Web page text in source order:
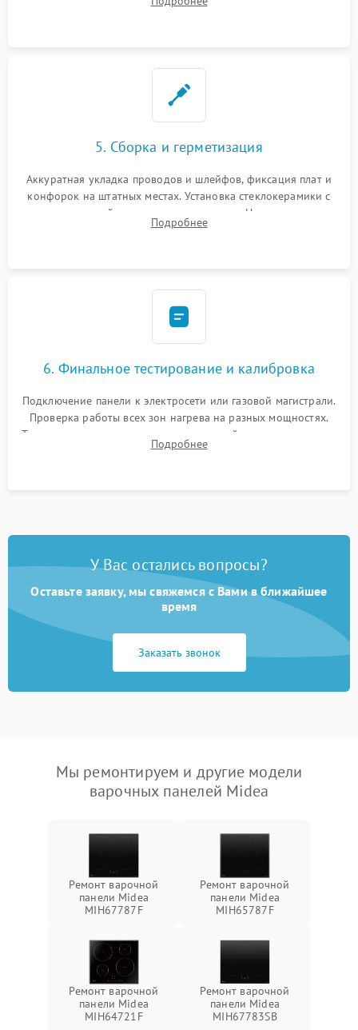
дорожек. Очистка контактов и замена поврежденной
5. Сборка и герметизация
Аккуратная укладка проводов и шлейфов, фиксация плат и
конфорок на штатных местах. Установка стеклокерамики с
проверкой равномерности зазоров. Нанесение
термостойкого герметика или укладка уплотнительной
Подробнее
6. Финальное тестирование и калибровка
Подключение панели к электросети или газовой магистрали.
Проверка работы всех зон нагрева на разных мощностях.
Тестирование сенсорного управления, таймера, индикаторов
остаточного тепла и систем защиты от перегрева.
Подробнее
У Вас остались вопросы?
Оставьте заявку, мы свяжемся с Вами в ближайшее
время
Заказать звонок
Мы ремонтируем и другие модели
варочных панелей Midea
Ремонт варочной
панели Midea
MIH67787F
Ремонт варочной
панели Midea
MIH65787F
Ремонт варочной
панели Midea
MIH64721F
Ремонт варочной
панели Midea
MIH67783SB